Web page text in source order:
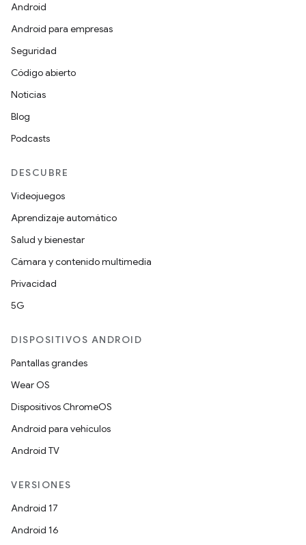
Android
Android para empresas
Seguridad
Código abierto
Noticias
Blog
Podcasts
DESCUBRE
Videojuegos
Aprendizaje automático
Salud y bienestar
Cámara y contenido multimedia
Privacidad
5G
DISPOSITIVOS ANDROID
Pantallas grandes
Wear OS
Dispositivos ChromeOS
Android para vehículos
Android TV
VERSIONES
Android 17
Android 16